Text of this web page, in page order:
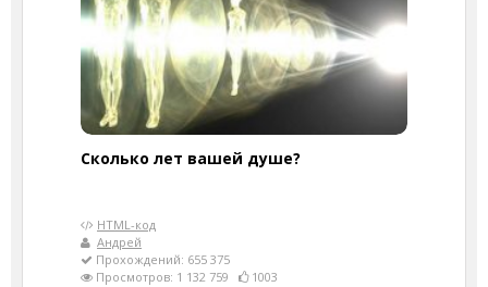
Cколько лет вашей душе?
HTML-код
Андрей
Прохождений: 655 375
Просмотров: 1 132 759
1003